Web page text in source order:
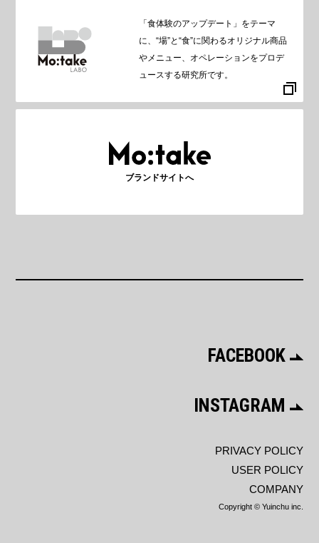
「食体験のアップデート」をテーマ
に、“場”と“食”に関わるオリジナル商品
やメニュー、オペレーションをプロデ
ュースする研究所です。
ブランドサイトへ
FACEBOOK
INSTAGRAM
PRIVACY POLICY
USER POLICY
COMPANY
Copyright © Yuinchu inc.